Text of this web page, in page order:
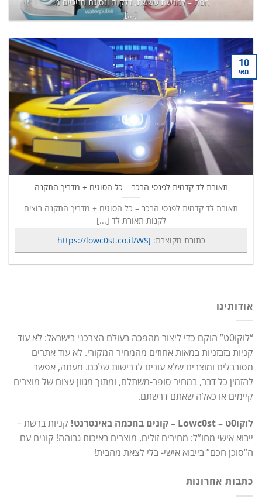
[...]
המשך קריאה→
תאורת לד קדמית לפנסי הרכב – כל הסוגים + מדריך התקנה
תאורת לד קדמית לפנסי הרכב – כל הסוגים + מדריך התקנה רוצים
לקנות תאורת לד [...]
כתובת מקוצרת: https://lowc0st.co.il/WSJ
10
מאי
אודותינו
“לוקו0ט” הוקם כדי ליצור מהפכה בעולם הצרכני בישראל: לא עוד
קניות בזבזניות במאות אחוזים מהמחיר המקורי. לא עוד אתרים
מסורבלים ומוצרים שלא עונים לדרישות שלכם. מעתה, אפשר
להזמין כל דבר, במחיר סופר-משתלם, ומתוך מגוון עצום של מוצרים
קיימים או כאלה שאתם דרשתם.
לוקו0ט – Lowc0st – קונים בחכמה באינטרנט!
קניות ברשת –
ייבוא אישי מחו”ל: מחירים זולים, מוצרים באיכות גבוהה! קונים עם
ה”סוכן חכם” בייבוא אישי- בלי לצאת מהבית!
כתבות אחרונות